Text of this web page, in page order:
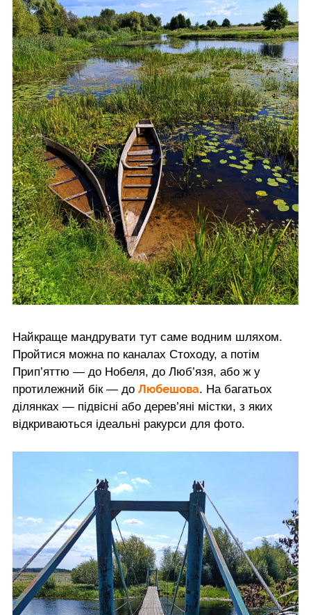
Найкраще мандрувати тут саме водним шляхом.
Пройтися можна по каналах Стоходу, а потім
Прип’яттю — до Нобеля, до Люб’язя, або ж у
протилежний бік — до Любешова. На багатьох
ділянках — підвісні або дерев’яні містки, з яких
відкриваються ідеальні ракурси для фото.